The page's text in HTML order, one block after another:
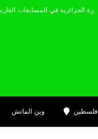
وين الماتش فلسطين